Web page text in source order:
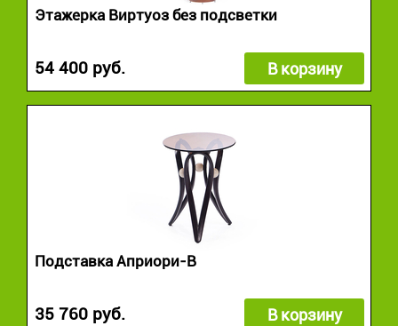
Этажерка Виртуоз без подсветки
54 400 руб. В корзину
Подставка Априори-В
35 760 руб. В корзину